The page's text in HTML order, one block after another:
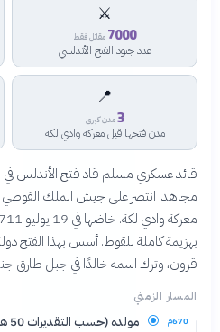
⚔️
7000مقاتل فقط
عدد جنود الفتح الأندلسي
📍
مدن كبرى
مدن فتحها قبل معركة وادي لكة
قرون، وترك اسمه خالدًا في جبل طارق
المسار الزمني
670م مولده (حسب التقديرات 50 هـ)